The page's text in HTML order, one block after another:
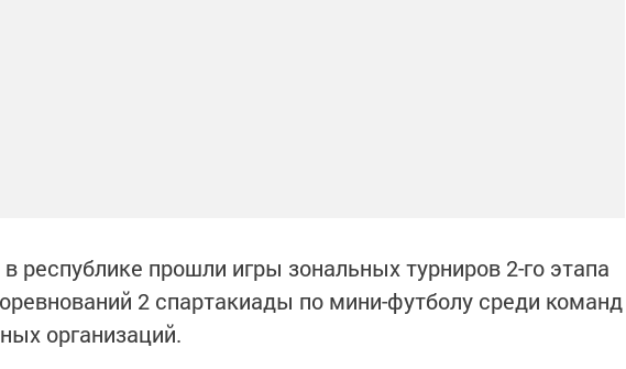
республике прошли игры зональных турниров 2-го этапа
2 спартакиады по мини-футболу среди команд
организаций.